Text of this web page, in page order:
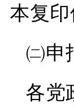
本复印
㈡申
各党